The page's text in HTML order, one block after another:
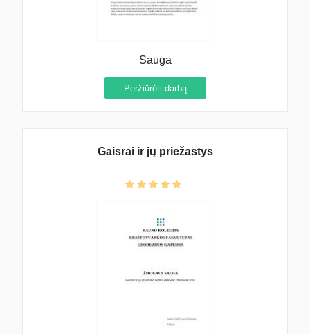
Sauga
Peržiūrėti darbą
Gaisrai ir jų priežastys